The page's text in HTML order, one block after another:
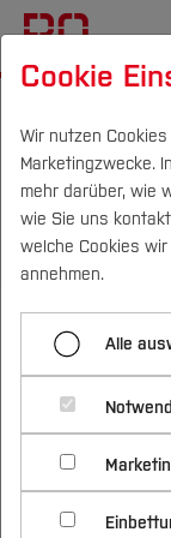
Campus
Studium
Vor dem
Im
Nach
Profil
Beratung
PATh@Work
PATh@Place
Was ist
PATh@Econ
Austausch
Studierenden
Cookie
Wir nutzen
Marketingzwecke.
mehr darüber, wie
wie Sie uns
welche Cookies
annehmen.
Alle